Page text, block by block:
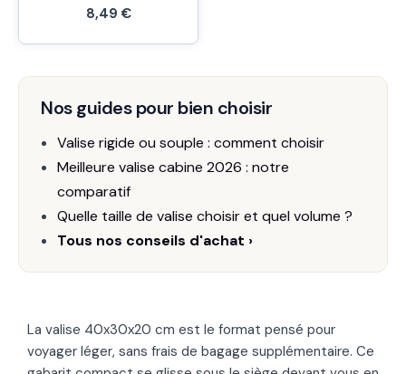
8,49€
Nos guides pour bien choisir
Valise rigide ou souple : comment choisir
Meilleure valise cabine 2026 : notre
comparatif
Quelle taille de valise choisir et quel volume ?
Tous nos conseils d'achat ›
La valise 40x30x20 cm est le format pensé pour
voyager léger, sans frais de bagage supplémentaire. Ce